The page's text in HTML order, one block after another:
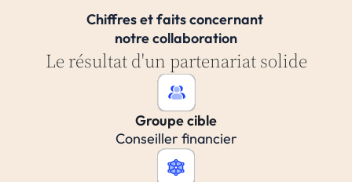
Chiffres et faits concernant
notre collaboration
Le résultat d'un partenariat solide
Groupe cible
Conseiller financier